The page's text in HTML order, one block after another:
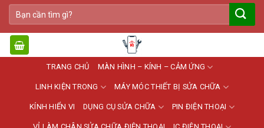
Bỏ
qua
nội
dung
Tìm
kiếm:
TRANG CHỦ MÀN HÌNH – KÍNH – CẢM ỨNG
LINH KIỆN TRONG MÁY MÓC THIẾT BỊ SỬA CHỮA
KÍNH HIỂN VI DỤNG CỤ SỬA CHỮA PIN ĐIỆN THOẠI